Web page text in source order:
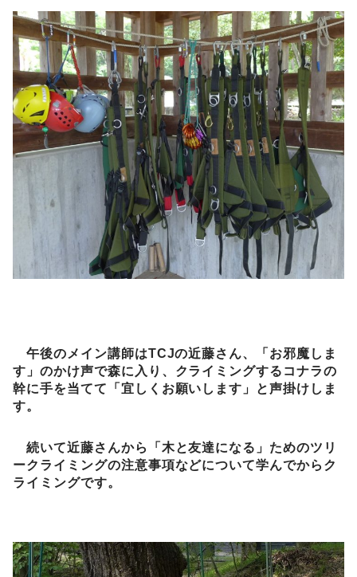
午後のメイン講師はTCJの近藤さん、「お邪魔しま
す」のかけ声で森に入り、クライミングするコナラの
幹に手を当てて「宜しくお願いします」と声掛けしま
す。
続いて近藤さんから「木と友達になる」ためのツリ
ークライミングの注意事項などについて学んでからク
ライミングです。